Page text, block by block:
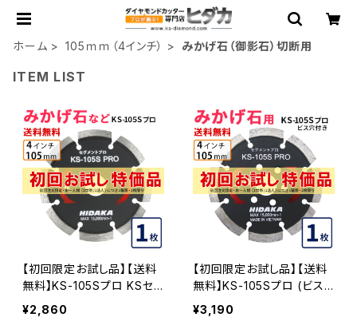
ホーム 105ｍｍ（4インチ） みかげ石（御影石）切断用
ITEM LIST
【初回限定お試し品】【送料
無料】KS-105Sプロ KSセ
グメントプロ 4インチ 105m
m みかげ石などの切断用
¥2,860
【初回限定お試し品】【送料
無料】KS-105Sプロ (ビス
穴付き) KSセグメントプロ
4インチ 105mm みかげ石
¥3,190